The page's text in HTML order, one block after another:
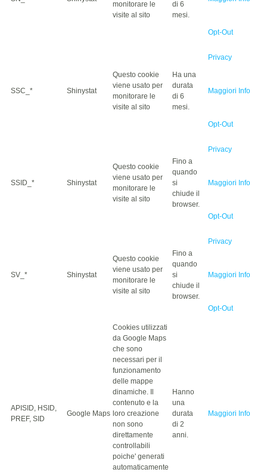
monitorare le
visite al sito
di 6
mesi.
Opt-Out
SSC_* Shinystat
Questo cookie
viene usato per
monitorare le
visite al sito
Ha una
durata
di 6
mesi.
Privacy
Maggiori Info
Opt-Out
SSID_* Shinystat
Questo cookie
viene usato per
monitorare le
visite al sito
Fino a
quando
si
chiude il
browser.
Privacy
Maggiori Info
Opt-Out
SV_* Shinystat
Questo cookie
viene usato per
monitorare le
visite al sito
Fino a
quando
si
chiude il
browser.
Privacy
Maggiori Info
Opt-Out
APISID, HSID,
PREF, SID
Google Maps
Cookies utilizzati
da Google Maps
che sono
necessari per il
funzionamento
delle mappe
dinamiche. Il
contenuto e la
loro creazione
non sono
direttamente
controllabili
poiche' generati
automaticamente
Hanno
una
durata
di 2
anni.
Maggiori Info